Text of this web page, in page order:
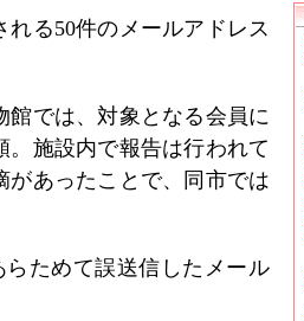
る50件のメールアドレス
館では、対象となる会員に
。施設内で報告は行われて
があったことで、同市では
ためて誤送信したメール